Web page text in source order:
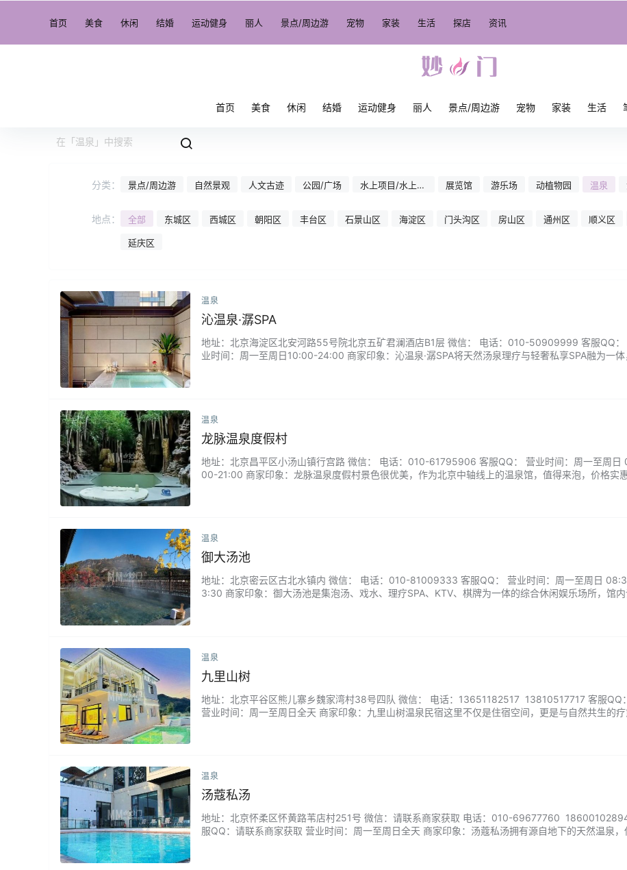
首页 美食 休闲 结婚 运动健身 丽人 景点/周边游 宠物 家装 生活 探店 资讯
首页 美食 休闲 结婚 运动健身 丽人 景点/周边游 宠物 家装 生活
分类： 景点/周边游 自然景观 人文古迹 公园/广场
水上项目/水上乐
展览馆 游乐场 动植物园 温泉
地点： 全部 东城区 西城区 朝阳区 丰台区 石景山区 海淀区 门头沟区 房山区 通州区 顺义区
延庆区
温泉
沁温泉·潺SPA
地址：北京海淀区北安河路55号院北京五矿君澜酒店B1层 微信： 电话：010-50909999 客服QQ：
业时间：周一至周日10:00-24:00 商家印象：沁温泉·潺SPA将天然汤泉理疗与轻奢私享SPA融为一体
温泉
龙脉温泉度假村
地址：北京昌平区小汤山镇行宫路 微信： 电话：010-61795906 客服QQ： 营业时间：周一至周日
00-21:00 商家印象：龙脉温泉度假村景色很优美，作为北京中轴线上的温泉馆，值得来泡，价格实
温泉
御大汤池
地址：北京密云区古北水镇内 微信： 电话：010-81009333 客服QQ： 营业时间：周一至周日
3:30 商家印象：御大汤池是集泡汤、戏水、理疗SPA、KTV、棋牌为一体的综合休闲娱乐场所，馆
温泉
九里山树
地址：北京平谷区熊儿寨乡魏家湾村38号四队 微信： 电话：13651182517 13810517717 客服QQ：
营业时间：周一至周日全天 商家印象：九里山树温泉民宿这里不仅是住宿空间，更是与自然共生的
温泉
汤蔻私汤
地址：北京怀柔区怀黄路苇店村251号 微信：请联系商家获取 电话：010-69677760
服QQ：请联系商家获取 营业时间：周一至周日全天 商家印象：汤蔻私汤拥有源自地下的天然温泉，